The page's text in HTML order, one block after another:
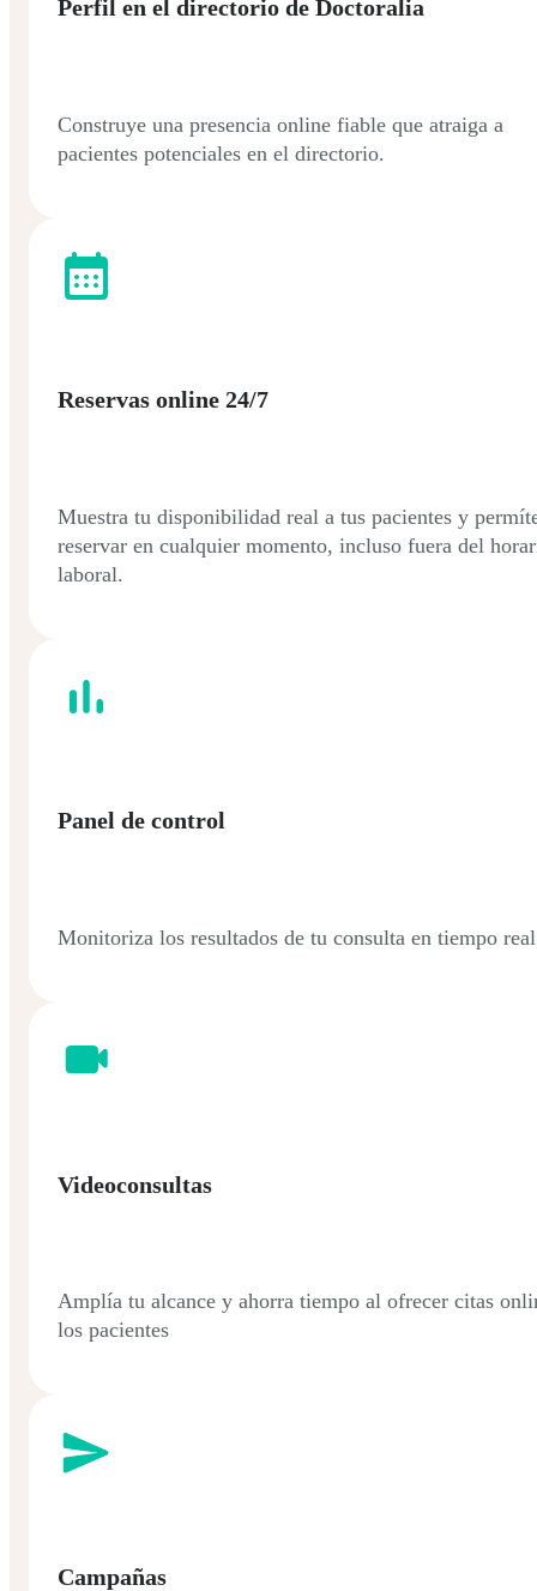
Perfil en el directorio de Doctoralia
Construye una presencia online fiable que atraiga a
pacientes potenciales en el directorio.
Reservas online 24/7
Muestra tu disponibilidad real a tus pacientes y
reservar en cualquier momento, incluso fuera del
laboral.
Panel de control
Monitoriza los resultados de tu consulta en tiempo
Videoconsultas
Amplía tu alcance y ahorra tiempo al ofrecer citas
los pacientes
Campañas